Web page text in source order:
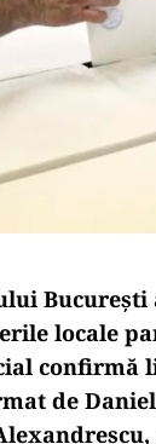
locale
confirmă
de